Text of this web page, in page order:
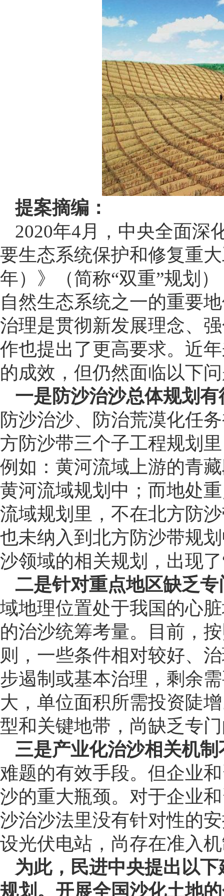
提案摘编：
2020年4月，中央全面深
要生态系统保护和修复重
年）》（简称“双重”规划
自然生态系统之一的重要
治理是贯彻新发展理念、
作也提出了更高要求。近
的成效，但仍然面临以下
一是防沙治沙总体规划
防沙治沙、防治荒漠化任
方防沙带三个子工程规划
例如：黄河流域上游的青
黄河流域规划中；而地处
流域规划里，不在北方防
也未纳入到北方防沙带规
沙领域的相关规划，出现
二是针对重点地区缺乏
域地理位置处于我国的心
的治沙统筹考量。目前，
则，一些条件相对较好、
步遏制或基本治理，剩余
大，单位面积所需投资陡
型和关键地带，尚缺乏专
三是产业化治沙相关机制
难题的有效手段。但企业
沙的重大瓶颈。对于企业
沙治沙法里没有针对性的
设光伏电站，尚存在准入
为此，民进中央提出以下
规划。 开展全国沙化土地